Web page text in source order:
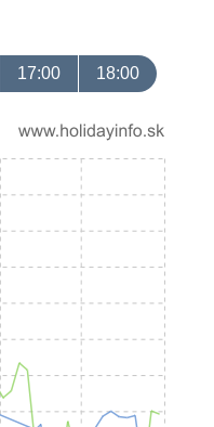
17:00 18:00